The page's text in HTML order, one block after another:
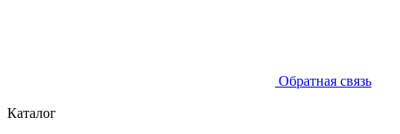
Обратная связь
Каталог